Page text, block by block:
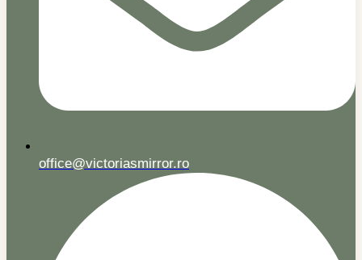
office@victoriasmirror.ro